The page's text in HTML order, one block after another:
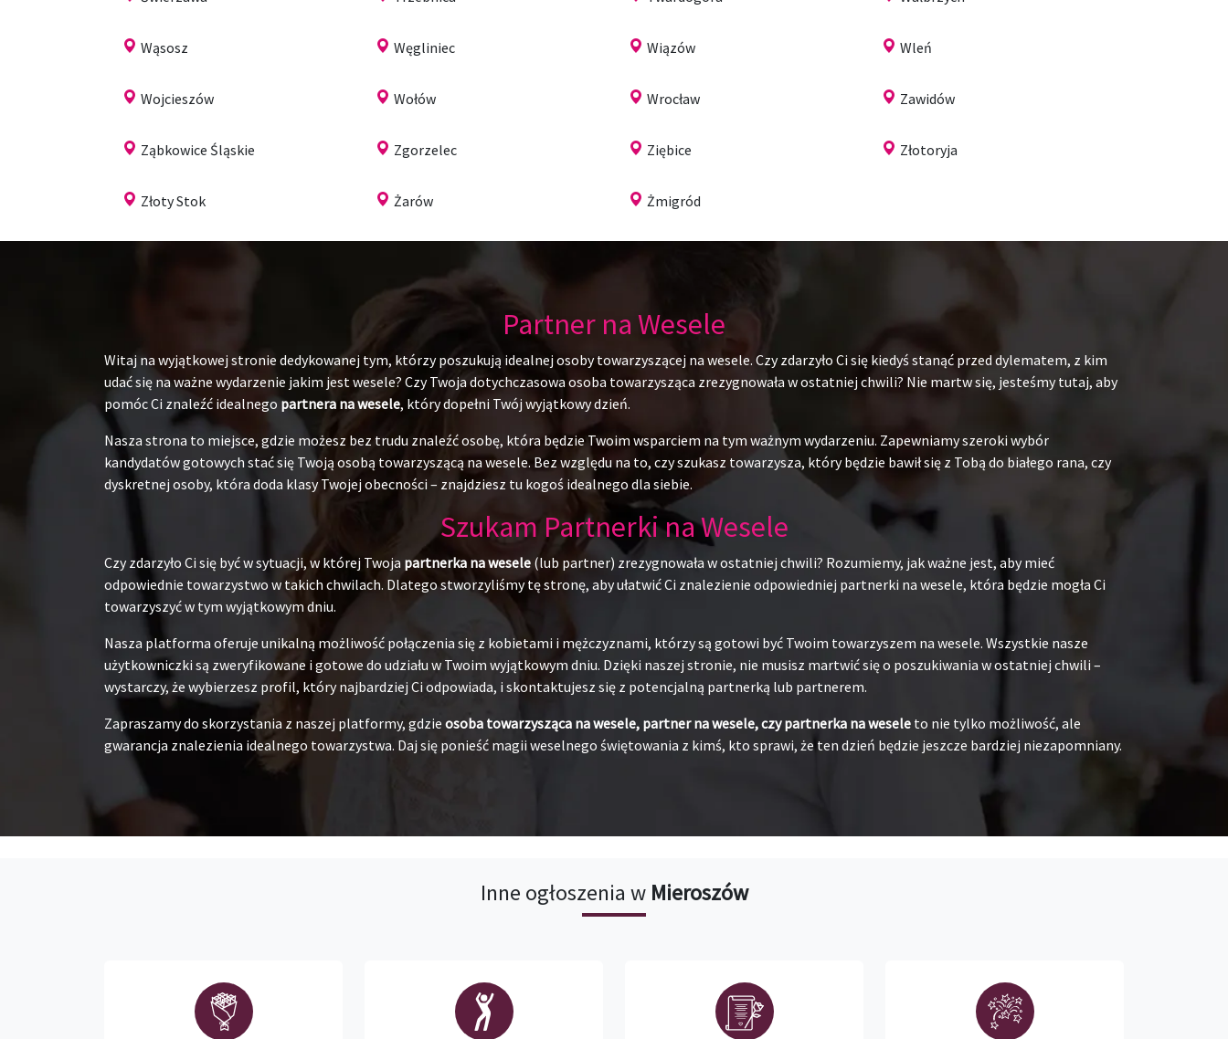
Wąsosz Węgliniec Wiązów Wleń
Wojcieszów Wołów Wrocław Zawidów
Ząbkowice Śląskie Zgorzelec Ziębice Złotoryja
Złoty Stok Żarów Żmigród
Partner na Wesele
Witaj na wyjątkowej stronie dedykowanej tym, którzy poszukują idealnej osoby towarzyszącej na wesele. Czy zdarzyło Ci się kiedyś stanąć przed dylematem, z kim
udać się na ważne wydarzenie jakim jest wesele? Czy Twoja dotychczasowa osoba towarzysząca zrezygnowała w ostatniej chwili? Nie martw się, jesteśmy tutaj, aby
pomóc Ci znaleźć idealnegopartnera na wesele, który dopełni Twój wyjątkowy dzień.
Nasza strona to miejsce, gdzie możesz bez trudu znaleźć osobę, która będzie Twoim wsparciem na tym ważnym wydarzeniu. Zapewniamy szeroki wybór
kandydatów gotowych stać się Twoją osobą towarzyszącą na wesele. Bez względu na to, czy szukasz towarzysza, który będzie bawił się z Tobą do białego rana, czy
dyskretnej osoby, która doda klasy Twojej obecności – znajdziesz tu kogoś idealnego dla siebie.
Szukam Partnerki na Wesele
Czy zdarzyło Ci się być w sytuacji, w której Twoja partnerka na wesele (lub partner) zrezygnowała w ostatniej chwili? Rozumiemy, jak ważne jest, aby mieć
odpowiednie towarzystwo w takich chwilach. Dlatego stworzyliśmy tę stronę, aby ułatwić Ci znalezienie odpowiedniej partnerki na wesele, która będzie mogła Ci
towarzyszyć w tym wyjątkowym dniu.
Nasza platforma oferuje unikalną możliwość połączenia się z kobietami i mężczyznami, którzy są gotowi być Twoim towarzyszem na wesele. Wszystkie nasze
użytkowniczki są zweryfikowane i gotowe do udziału w Twoim wyjątkowym dniu. Dzięki naszej stronie, nie musisz martwić się o poszukiwania w ostatniej chwili –
wystarczy, że wybierzesz profil, który najbardziej Ci odpowiada, i skontaktujesz się z potencjalną partnerką lub partnerem.
Zapraszamy do skorzystania z naszej platformy, gdzie osoba towarzysząca na wesele, partner na wesele, czy partnerka na wesele to nie tylko możliwość, ale
gwarancja znalezienia idealnego towarzystwa. Daj się ponieść magii weselnego świętowania z kimś, kto sprawi, że ten dzień będzie jeszcze bardziej niezapomniany.
Inne ogłoszenia w Mieroszów